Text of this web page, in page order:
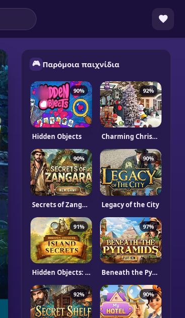
🎮 Παρόμοια παιχνίδια
90%
Hidden Objects
92%
Charming Christmas
90%
Secrets of Zangara
90%
Legacy of the City
91%
Hidden Objects: Island Secrets
97%
Beneath the Pyramids
92% 90%